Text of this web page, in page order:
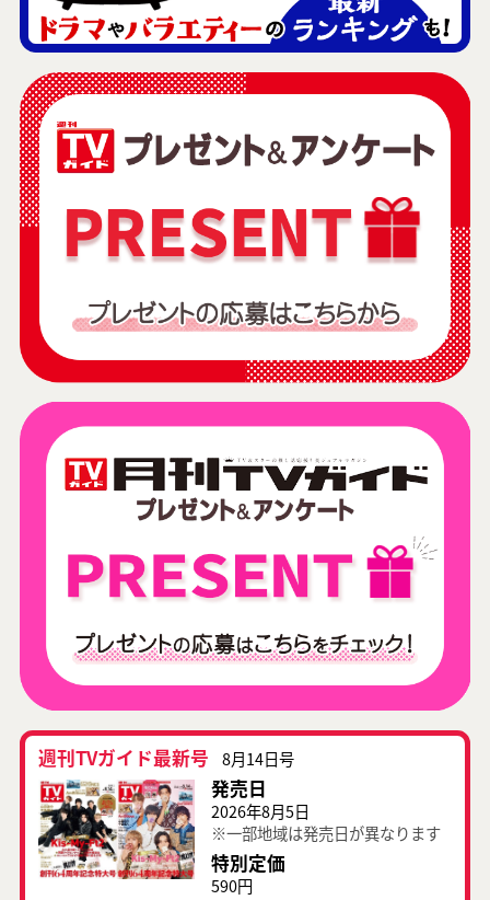
週刊TVガイド最新号 8月14日号
発売日
2026年8月5日
※一部地域は発売日が異なります
特別定価
590円